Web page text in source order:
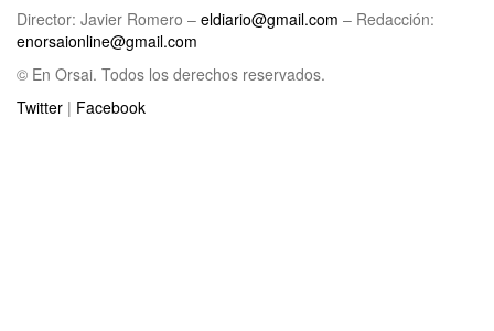
Director: Javier Romero – eldiario@gmail.com – Redacción:
enorsaionline@gmail.com
© En Orsai. Todos los derechos reservados.
Twitter | Facebook